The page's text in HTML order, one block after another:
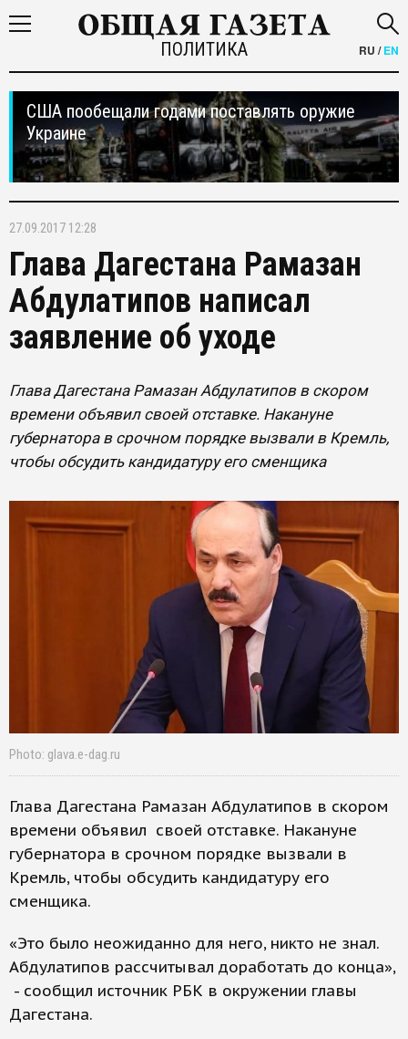
ПОЛИТИКА RU /EN
США пообещали годами поставлять оружие
Украине
27.09.2017 12:28
Глава Дагестана Рамазан
Абдулатипов написал
заявление об уходе
Глава Дагестана Рамазан Абдулатипов в скором
времени объявил своей отставке. Накануне
губернатора в срочном порядке вызвали в Кремль,
чтобы обсудить кандидатуру его сменщика
Photo: glava.e-dag.ru
Глава Дагестана Рамазан Абдулатипов в скором
времени объявил своей отставке. Накануне
губернатора в срочном порядке вызвали в
Кремль, чтобы обсудить кандидатуру его
сменщика.
«Это было неожиданно для него, никто не знал.
Абдулатипов рассчитывал доработать до конца»,
- сообщил источник РБК в окружении главы
Дагестана.